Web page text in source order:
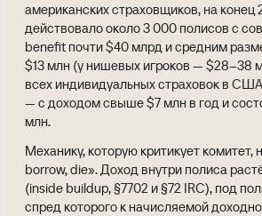
американских страховщиков, на конец
действовало около 3 000 полисов с
benefit почти $40 млрд и средним
$13 млн (у нишевых игроков — $28–38
всех индивидуальных страховок в
— с доходом свыше $7 млн в год и
млн.
Механику, которую критикует комитет,
borrow, die». Доход внутри полиса
(inside buildup, §7702 и §72 IRC), под
спред которого к начисляемой